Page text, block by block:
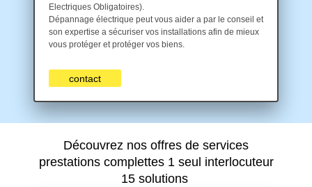
Electriques Obligatoires).
Dépannage électrique peut vous aider a par le conseil et
son expertise a sécuriser vos installations afin de mieux
vous protéger et protéger vos biens.
contact
Découvrez nos offres de services
prestations complettes 1 seul interlocuteur
15 solutions